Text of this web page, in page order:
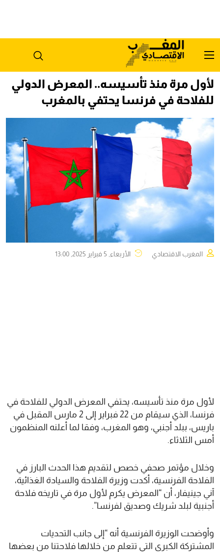
لأول مرة منذ تأسيسه.. المعرض الدولي
للفلاحة في فرنسا يحتفي بالمغرب
المغرب الاقتصادي الأربعاء, 5 فبراير 2025, 13:00
لأول مرة منذ تأسيسه، يحتفي المعرض الدولي للفلاحة في
فرنسا، الذي سيقام من 22 فبراير إلى 2 مارس المقبل في
باريس، ببلد أجنبي، وهو المغرب، وفقا لما أعلنه المنظمون
أمس الثلاثاء.
وخلال مؤتمر صحفي خصص لتقديم هذا الحدث البارز في
الفلاحة الفرنسية، أكدت وزيرة الفلاحة والسيادة الغذائية،
آني جينيفار، أن “المعرض يكرم لأول مرة في تاريخه فلاحة
أجنبية لبلد شريك وصديق لفرنسا”.
وأوضحت الوزيرة الفرنسية أنه “إلى جانب التحديات
المشتركة الكبرى التي تتعلم من خلالها فلاحتنا من بعضها